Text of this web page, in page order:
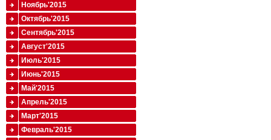
Ноябрь'2015
Октябрь'2015
Сентябрь'2015
Август'2015
Июль'2015
Июнь'2015
Май'2015
Апрель'2015
Март'2015
Февраль'2015